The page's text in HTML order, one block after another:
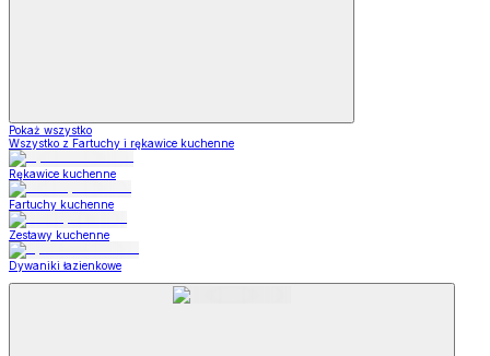
Pokaż wszystko
Wszystko z Fartuchy i rękawice kuchenne
Rękawice kuchenne
Fartuchy kuchenne
Zestawy kuchenne
Dywaniki łazienkowe